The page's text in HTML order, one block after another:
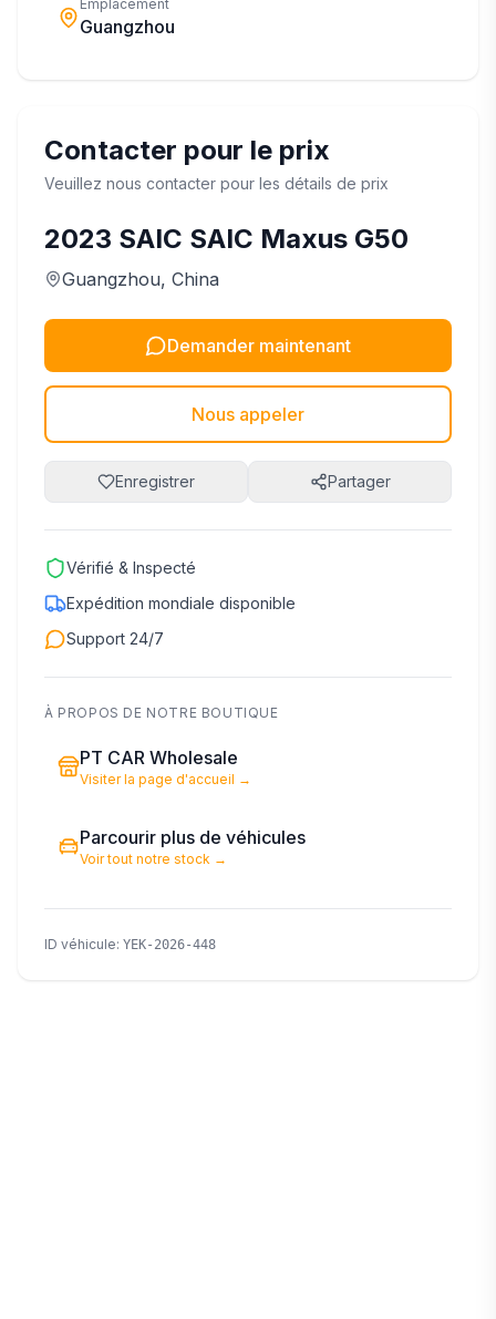
Emplacement
Guangzhou
Contacter pour le prix
Veuillez nous contacter pour les détails de prix
2023 SAIC SAIC Maxus G50
Guangzhou, China
Demander maintenant
Nous appeler
Enregistrer Partager
Vérifié & Inspecté
Expédition mondiale disponible
Support 24/7
À PROPOS DE NOTRE BOUTIQUE
PT CAR Wholesale
Visiter la page d'accueil →
Parcourir plus de véhicules
Voir tout notre stock →
ID véhicule: YEK-2026-448